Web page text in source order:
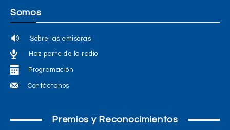
Somos
Sobre las emisoras
Haz parte de la radio
Programación
Contáctanos
Premios y Reconocimientos